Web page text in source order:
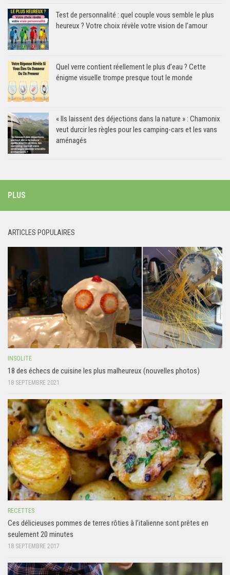
Test de personnalité : quel couple vous semble le plus
heureux ? Votre choix révèle votre vision de l’amour
Quel verre contient réellement le plus d’eau ? Cette
énigme visuelle trompe presque tout le monde
« Ils laissent des déjections dans la nature » : Chamonix
veut durcir les règles pour les camping-cars et les vans
aménagés
PLUS
ARTICLES POPULAIRES
INSOLITE
18 des échecs de cuisine les plus malheureux (nouvelles photos)
18 SEPTEMBRE 2021
RECETTES
Ces délicieuses pommes de terres rôties à l’italienne sont prêtes en
seulement 20 minutes
18 SEPTEMBRE 2017